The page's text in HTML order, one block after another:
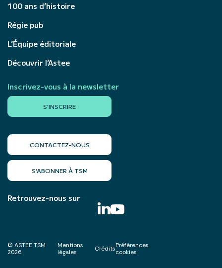
100 ans d’histoire
Régie pub
L’Équipe éditoriale
Découvrir l’Astee
Inscrivez-vous à la newsletter
S'INSCRIRE
CONTACTEZ-NOUS
S’ABONNER À TSM
Retrouvez-nous sur
© ASTEE TSM
2026
Mentions
légales
CréditsPréférences
cookies